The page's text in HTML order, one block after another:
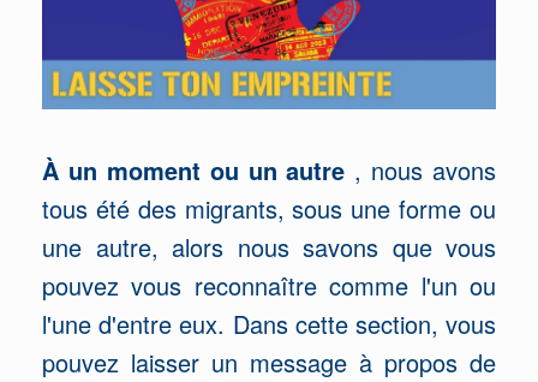
À un moment ou un autre , nous avons
tous été des migrants, sous une forme ou
une autre, alors nous savons que vous
pouvez vous reconnaître comme l'un ou
l'une d'entre eux. Dans cette section, vous
pouvez laisser un message à propos de